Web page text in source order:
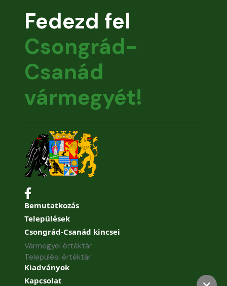
Fedezd fel
Csongrád-
Csanád
vármegyét!
Bemutatkozás
Települések
Csongrád-Csanád kincsei
Vármegyei értéktár
Települési értéktár
Kiadványok
Kapcsolat